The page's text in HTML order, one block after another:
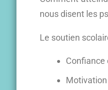
nous disent les
Le soutien
Confiance
Motivation